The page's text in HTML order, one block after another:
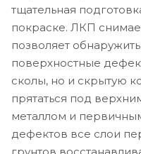
тщательная
покраске. ЛКП
позволяет
поверхностные
сколы, но и скрытую
прятаться под
металлом и
дефектов все слои